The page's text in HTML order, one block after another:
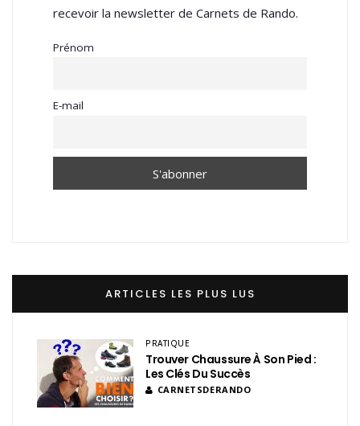
recevoir la newsletter de Carnets de Rando.
Prénom
E-mail
ARTICLES LES PLUS LUS
PRATIQUE
Trouver Chaussure À Son Pied :
Les Clés Du Succès
CARNETSDERANDO